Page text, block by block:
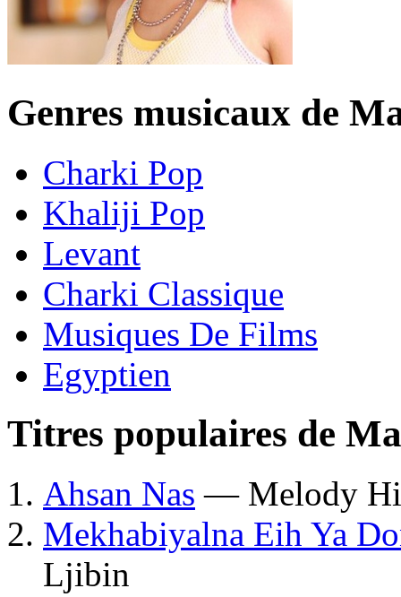
Genres musicaux de
Charki Pop
Khaliji Pop
Levant
Charki Classique
Musiques De Films
Egyptien
Titres populaires de
Ahsan Nas — Melody
Mekhabiyalna Eih Ya
Ljibin